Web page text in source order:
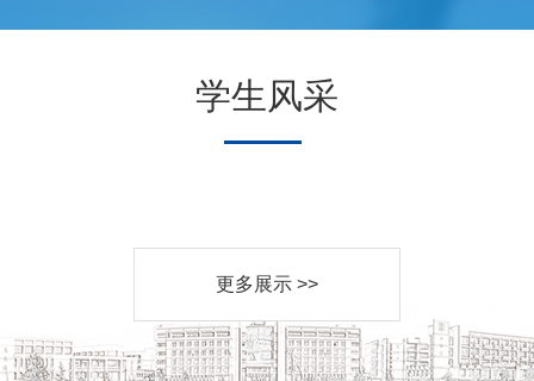
学生风采
更多展示 >>